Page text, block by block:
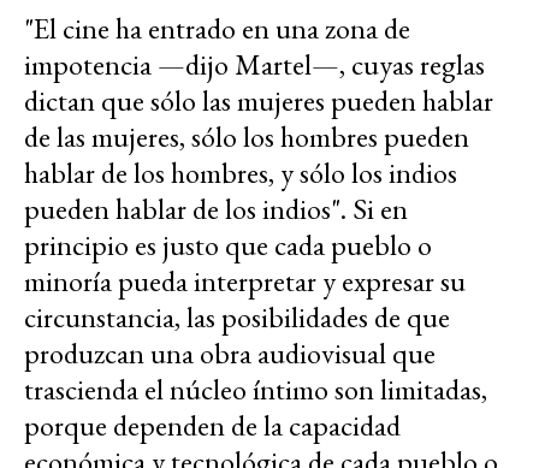
"El cine ha entrado en una zona de
impotencia —dijo Martel—, cuyas reglas
dictan que sólo las mujeres pueden hablar
de las mujeres, sólo los hombres pueden
hablar de los hombres, y sólo los indios
pueden hablar de los indios". Si en
principio es justo que cada pueblo o
minoría pueda interpretar y expresar su
circunstancia, las posibilidades de que
produzcan una obra audiovisual que
trascienda el núcleo íntimo son limitadas,
porque dependen de la capacidad